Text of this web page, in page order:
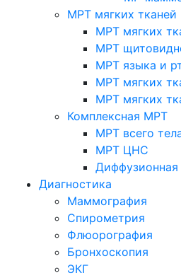
МРТ мягких тканей
МРТ мягких
МРТ
МРТ языка и
МРТ мягких
МРТ мягких
Комплексная МРТ
МРТ всего
МРТ ЦНС
Диагностика
Маммография
Спирометрия
Флюорография
Бронхоскопия
ЭКГ